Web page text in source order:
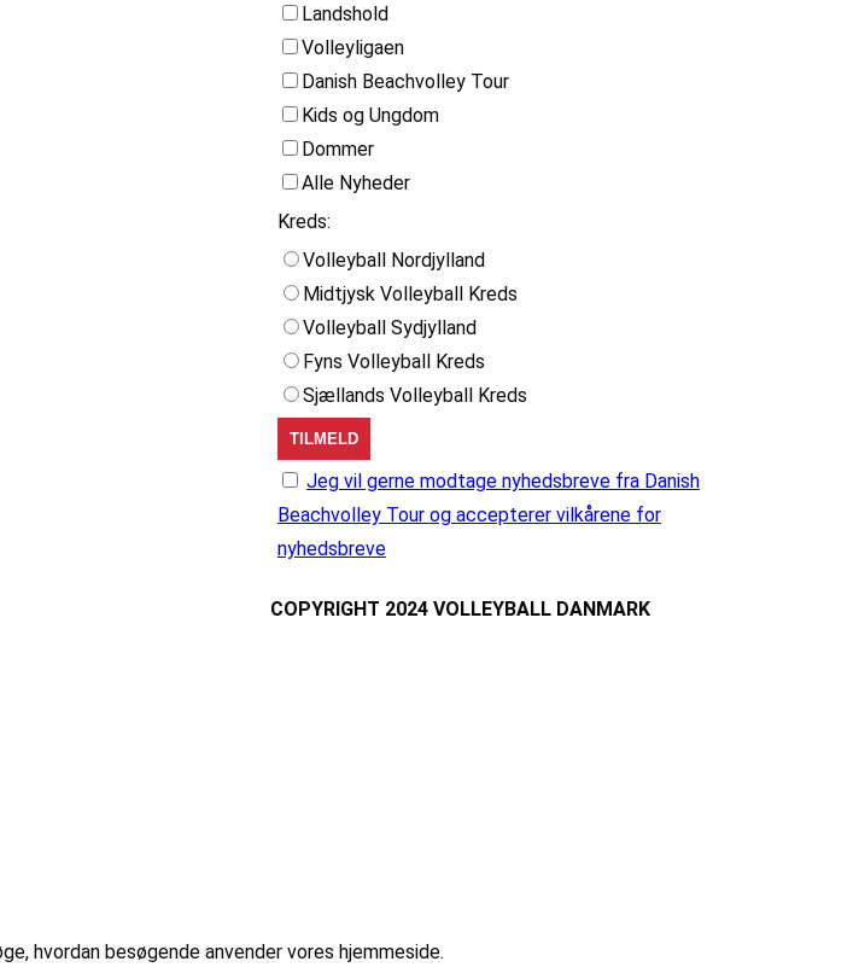
Landshold
Volleyligaen
Danish Beachvolley Tour
Kids og Ungdom
Dommer
Alle Nyheder
Kreds:
Volleyball Nordjylland
Midtjysk Volleyball Kreds
Volleyball Sydjylland
Fyns Volleyball Kreds
Sjællands Volleyball Kreds
Jeg vil gerne modtage nyhedsbreve fra Danish
Beachvolley Tour og accepterer vilkårene for
nyhedsbreve
COPYRIGHT 2024 VOLLEYBALL DANMARK
hvordan besøgende anvender vores hjemmeside.